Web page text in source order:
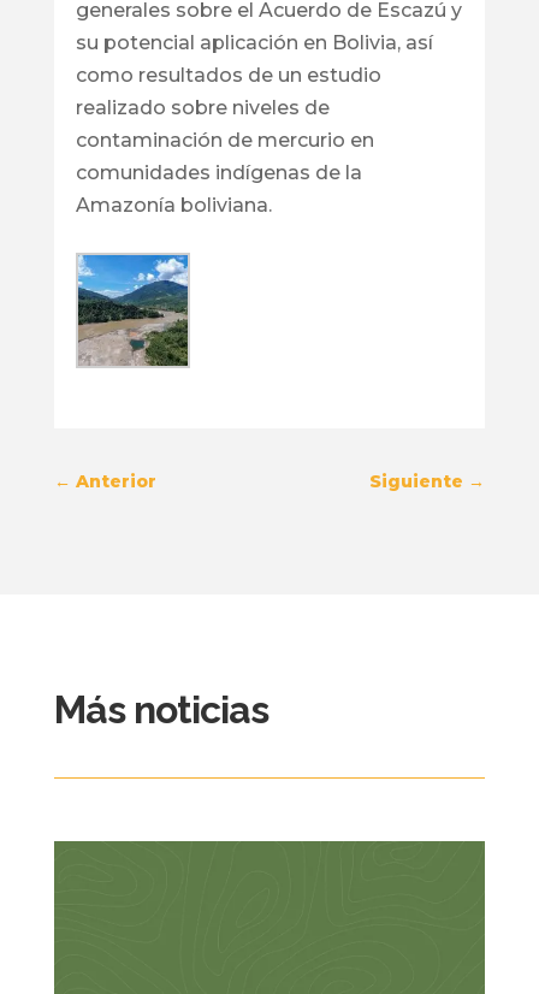
generales sobre el Acuerdo de Escazú y
su potencial aplicación en Bolivia, así
como resultados de un estudio
realizado sobre niveles de
contaminación de mercurio en
comunidades indígenas de la
Amazonía boliviana.
← Anterior Siguiente →
Más noticias